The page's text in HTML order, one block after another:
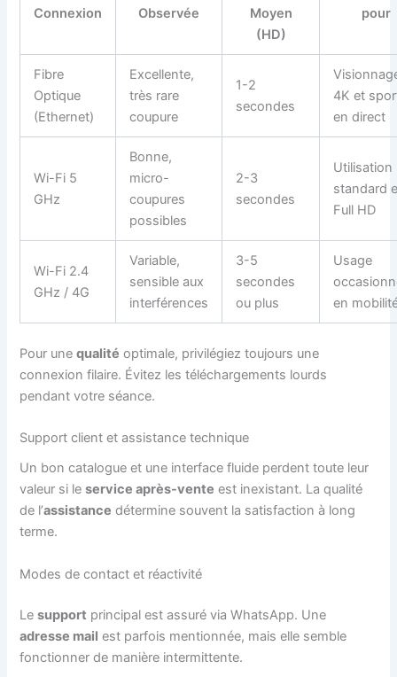
Connexion Observée
Moyen
(HD)
pour
Fibre
Optique
(Ethernet)
Excellente,
très rare
coupure
1-2
secondes
4K et
en direct
Wi-Fi 5
GHz
Bonne,
micro-
coupures
possibles
2-3
secondes
Utilisation
standard
Full HD
Wi-Fi 2.4
GHz / 4G
Variable,
sensible aux
interférences
3-5
secondes
ou plus
Usage
en
Pour unequalité optimale, privilégiez toujours une
connexion filaire. Évitez les téléchargements lourds
pendant votre séance.
Support client et assistance technique
Un bon catalogue et une interface fluide perdent toute leur
valeur si leservice après-vente est inexistant. La qualité
de l’assistance détermine souvent la satisfaction à long
terme.
Modes de contact et réactivité
Lesupport principal est assuré via WhatsApp. Une
adresse mail est parfois mentionnée, mais elle semble
fonctionner de manière intermittente.